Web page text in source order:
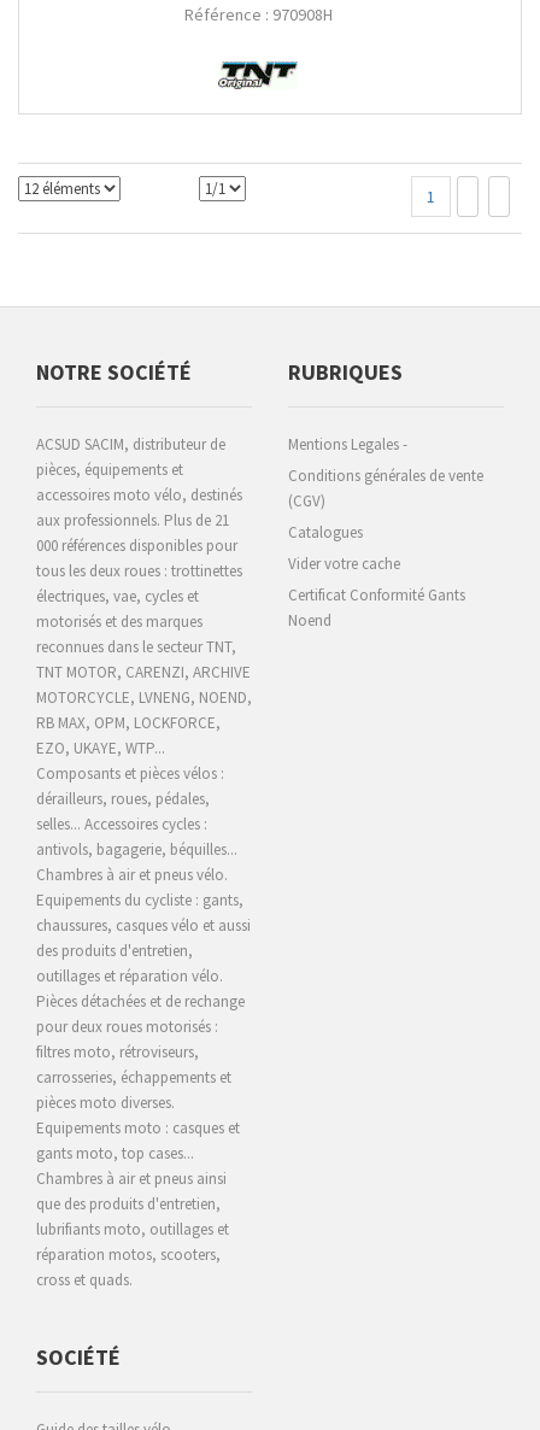
Référence : 970908H
1
NOTRE SOCIÉTÉ
ACSUD SACIM, distributeur de
pièces, équipements et
accessoires moto vélo, destinés
aux professionnels. Plus de 21
000 références disponibles pour
tous les deux roues : trottinettes
électriques, vae, cycles et
motorisés et des marques
reconnues dans le secteur TNT,
TNT MOTOR, CARENZI, ARCHIVE
MOTORCYCLE, LVNENG, NOEND,
RB MAX, OPM, LOCKFORCE,
EZO, UKAYE, WTP...
Composants et pièces vélos :
dérailleurs, roues, pédales,
selles... Accessoires cycles :
antivols, bagagerie, béquilles...
Chambres à air et pneus vélo.
Equipements du cycliste : gants,
chaussures, casques vélo et aussi
des produits d'entretien,
outillages et réparation vélo.
Pièces détachées et de rechange
pour deux roues motorisés :
filtres moto, rétroviseurs,
carrosseries, échappements et
pièces moto diverses.
Equipements moto : casques et
gants moto, top cases...
Chambres à air et pneus ainsi
que des produits d'entretien,
lubrifiants moto, outillages et
réparation motos, scooters,
cross et quads.
RUBRIQUES
Mentions Legales -
Conditions générales de vente
(CGV)
Catalogues
Vider votre cache
Certificat Conformité Gants
Noend
SOCIÉTÉ